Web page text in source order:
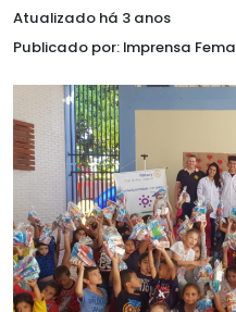
Atualizado há 3 anos
Publicado por: Imprensa Fema